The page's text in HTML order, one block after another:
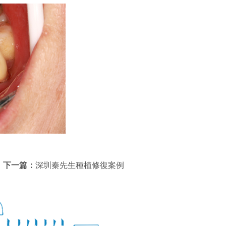
下一篇：深圳秦先生種植修復案例